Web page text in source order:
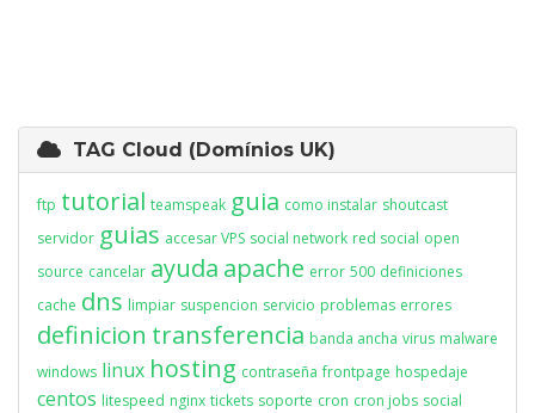
TAG Cloud (Domínios UK)
ftp tutorial teamspeak guia como instalar shoutcast
servidor guias accesar VPS social network red social open
source cancelar ayuda apache error 500 definiciones
cache dns limpiar suspencion servicio problemas errores
definicion transferencia banda ancha virus malware
windows linux hosting contraseña frontpage hospedaje
centos litespeed nginx tickets soporte cron cron jobs social